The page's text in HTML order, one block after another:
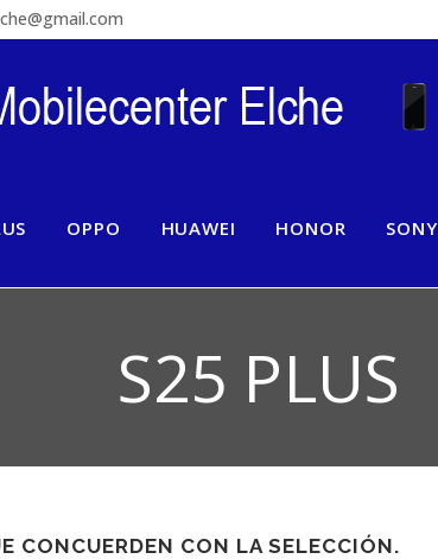
OPPO HUAWEI HONOR SONY
S25 PLUS
CONCUERDEN CON LA SELECCIÓN.